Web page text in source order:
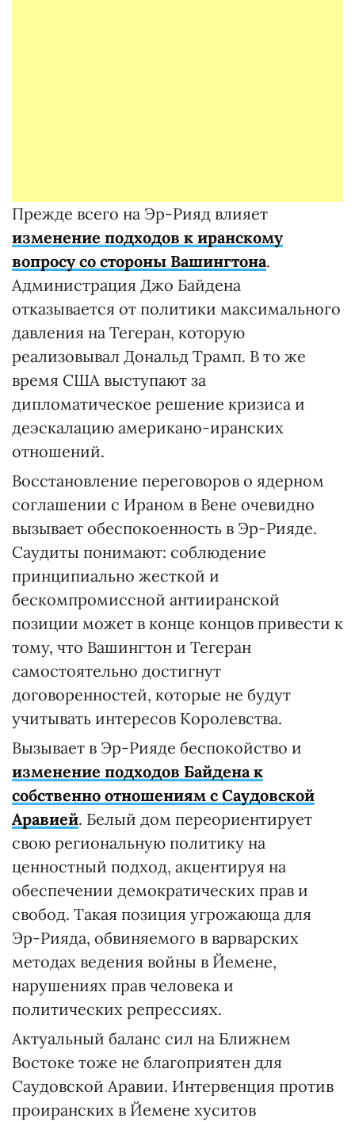
Прежде всего на Эр-Рияд влияет
изменение подходов к иранскому
вопросу со стороны Вашингтона.
Администрация Джо Байдена
отказывается от политики максимального
давления на Тегеран, которую
реализовывал Дональд Трамп. В то же
время США выступают за
дипломатическое решение кризиса и
деэскалацию американо-иранских
отношений.
Восстановление переговоров о ядерном
соглашении с Ираном в Вене очевидно
вызывает обеспокоенность в Эр-Рияде.
Саудиты понимают: соблюдение
принципиально жесткой и
бескомпромиссной антииранской
позиции может в конце концов привести к
тому, что Вашингтон и Тегеран
самостоятельно достигнут
договоренностей, которые не будут
учитывать интересов Королевства.
Вызывает в Эр-Рияде беспокойство и
изменение подходов Байдена к
собственно отношениям с Саудовской
Аравией. Белый дом переориентирует
свою региональную политику на
ценностный подход, акцентируя на
обеспечении демократических прав и
свобод. Такая позиция угрожающа для
Эр-Рияда, обвиняемого в варварских
методах ведения войны в Йемене,
нарушениях прав человека и
политических репрессиях.
Актуальный баланс сил на Ближнем
Востоке тоже не благоприятен для
Саудовской Аравии. Интервенция против
проиранских в Йемене хуситов